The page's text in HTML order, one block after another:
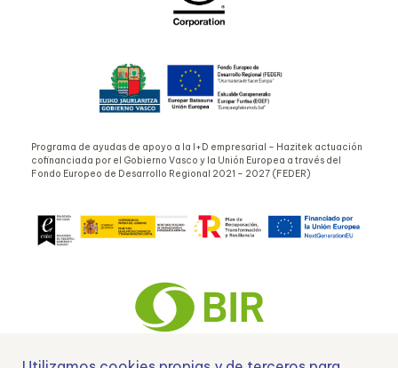
Programa de ayudas de apoyo a la I+D empresarial – Hazitek actuación
cofinanciada por el Gobierno Vasco y la Unión Europea a través del
Fondo Europeo de Desarrollo Regional 2021 – 2027 (FEDER)